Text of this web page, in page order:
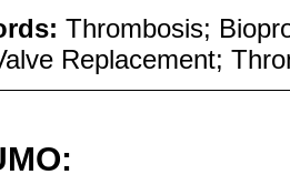
Thrombosis;
Replacement;